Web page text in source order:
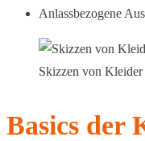
Anlassbezogene
Skizzen von
Basics der